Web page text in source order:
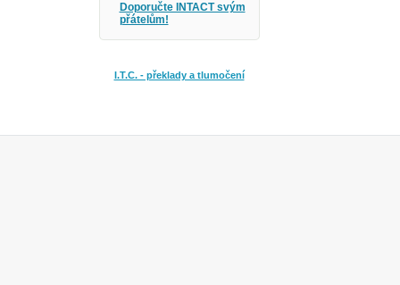
Doporučte INTACT svým
přátelům!
I.T.C. - překlady a tlumočení